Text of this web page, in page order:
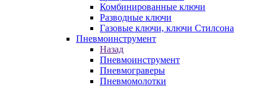
Комбинированные ключи
Разводные ключи
Газовые ключи, ключи Стилсона
Пневмоинструмент
Назад
Пневмоинструмент
Пневмограверы
Пневмомолотки